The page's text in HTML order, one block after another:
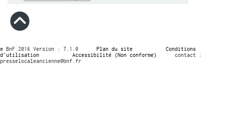
© BnF 2016 Version : 7.1.0 Plan du site
Conditions
d’utilisation
Accessibilité (Non conforme)
contact :
presselocaleancienne@bnf.fr